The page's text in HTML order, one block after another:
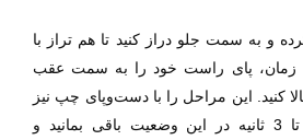
و به سمت جلو دراز کنید تا هم تراز با
زمان، پای راست خود را به سمت عقب
کنید. این مراحل را با دست‌وپای چپ نیز
تکرار کنید. به مدت 2 تا 3 ثانیه در این وضعیت باقی بمانید و